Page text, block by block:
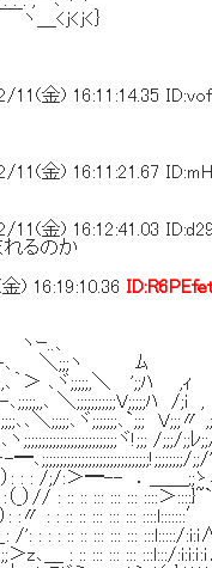
｝
11(金) 16:11:14.35
11(金) 16:11:21.67
11(金) 16:12:41.03
るのか
) 16:19:10.36
ヽ ﾑ
ヾ;;;;;,＼ ';;ﾊ ,ｨ
;;;;;;;;;;;V;;;;;ﾊ /;i ,
;;;;;､ヾ;;;;;;;､`;;; V;;;〃
ヾ!;;; /;;;/;;ﾚ
-━､
_）: : : /;/:＞━-- ．＿
// : :: :: ::: ::: ::: ::::＞
: : :: :: ::: ::: :::
:: ::: ::: ::: :::l:::::/
:: ::: ::: ::: :::l:::/:i:i:ｉ: